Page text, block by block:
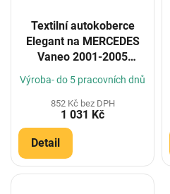
Textilní autokoberce
Elegant na MERCEDES
Vaneo 2001-2005
(Konfigurátor)
Výroba- do 5 pracovních dnů
852 Kč bez DPH
1 031 Kč
Detail